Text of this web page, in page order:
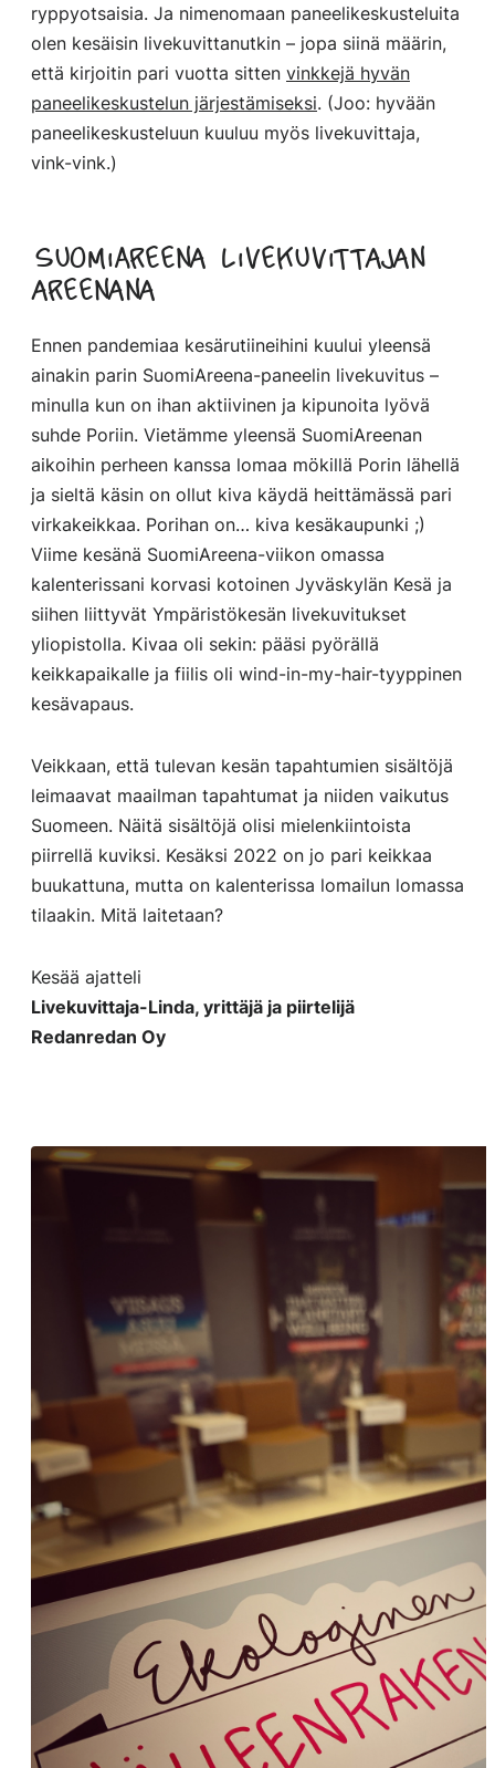
ryppyotsaisia. Ja nimenomaan paneelikeskusteluita
olen kesäisin livekuvittanutkin – jopa siinä määrin,
että kirjoitin pari vuotta sitten vinkkejä hyvän
paneelikeskustelun järjestämiseksi. (Joo: hyvään
paneelikeskusteluun kuuluu myös livekuvittaja,
vink-vink.)
SuomiAreena livekuvittajan
areenana
Ennen pandemiaa kesärutiineihini kuului yleensä
ainakin parin SuomiAreena-paneelin livekuvitus –
minulla kun on ihan aktiivinen ja kipunoita lyövä
suhde Poriin. Vietämme yleensä SuomiAreenan
aikoihin perheen kanssa lomaa mökillä Porin lähellä
ja sieltä käsin on ollut kiva käydä heittämässä pari
virkakeikkaa. Porihan on… kiva kesäkaupunki ;)
Viime kesänä SuomiAreena-viikon omassa
kalenterissani korvasi kotoinen Jyväskylän Kesä ja
siihen liittyvät Ympäristökesän livekuvitukset
yliopistolla. Kivaa oli sekin: pääsi pyörällä
keikkapaikalle ja fiilis oli wind-in-my-hair-tyyppinen
kesävapaus.
Veikkaan, että tulevan kesän tapahtumien sisältöjä
leimaavat maailman tapahtumat ja niiden vaikutus
Suomeen. Näitä sisältöjä olisi mielenkiintoista
piirrellä kuviksi. Kesäksi 2022 on jo pari keikkaa
buukattuna, mutta on kalenterissa lomailun lomassa
tilaakin. Mitä laitetaan?
Kesää ajatteli
Livekuvittaja-Linda, yrittäjä ja piirtelijä
Redanredan Oy